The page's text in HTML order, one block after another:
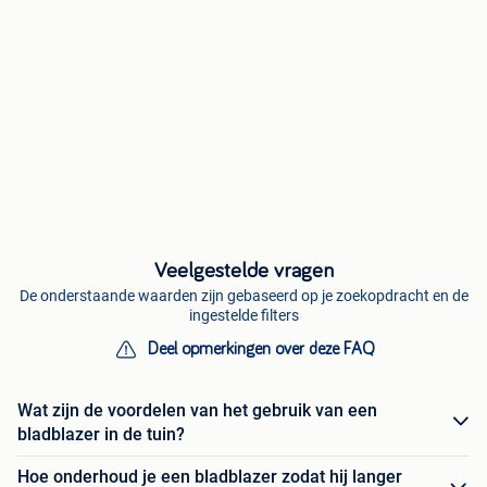
Veelgestelde vragen
De onderstaande waarden zijn gebaseerd op je zoekopdracht en de
ingestelde filters
Deel opmerkingen over deze FAQ
Wat zijn de voordelen van het gebruik van een
bladblazer in de tuin?
Hoe onderhoud je een bladblazer zodat hij langer